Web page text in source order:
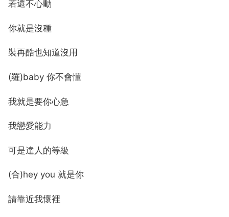
若還不心動
你就是沒種
裝再酷也知道沒用
(羅)baby 你不會懂
我就是要你心急
我戀愛能力
可是達人的等級
(合)hey you 就是你
請靠近我懷裡